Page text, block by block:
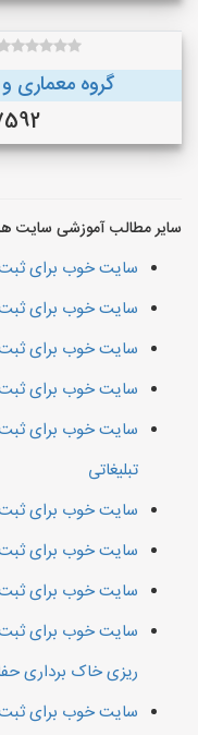
گروه معماری
سایر مطالب آموزشی سایت
سایت خوب برای ثبت
سایت خوب برای
سایت خوب برای
سایت خوب برای ثبت
سایت خوب برای ثبت
تبلیغاتی
سایت خوب برای
سایت خوب برای
سایت خوب برای ثبت
سایت خوب برای
ریزی خاک برداری
سایت خوب برای